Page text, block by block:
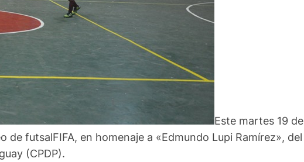
Este martes 19 de
de futsalFIFA, en homenaje a «Edmundo Lupi Ramírez», del
(CPDP).